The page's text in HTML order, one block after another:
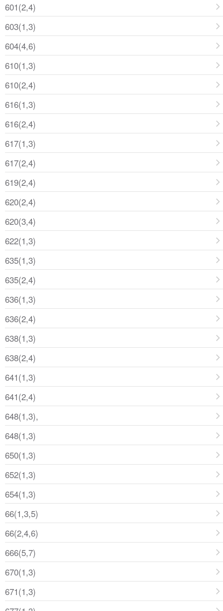
601(2,4)
603(1,3)
604(4,6)
610(1,3)
610(2,4)
616(1,3)
616(2,4)
617(1,3)
617(2,4)
619(2,4)
620(2,4)
620(3,4)
622(1,3)
635(1,3)
635(2,4)
636(1,3)
636(2,4)
638(1,3)
638(2,4)
641(1,3)
641(2,4)
648(1,3),
648(1,3)
650(1,3)
652(1,3)
654(1,3)
66(1,3,5)
66(2,4,6)
666(5,7)
670(1,3)
671(1,3)